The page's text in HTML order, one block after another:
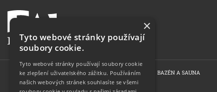
HOME O HOTELU POKOJE KONFERENCE
BAZÉN A SAUNA
FOTOGALERIE
KONTAKT
×
Tyto webové stránky používají
soubory cookie.
Tyto webové stránky používají soubory cookie
ke zlepšení uživatelského zážitku. Používáním
našich webových stránek souhlasíte se všemi